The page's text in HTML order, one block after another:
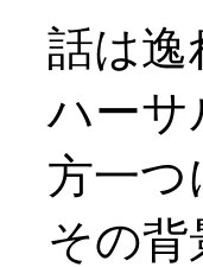
話は逸
ハーサ
方一つ
その